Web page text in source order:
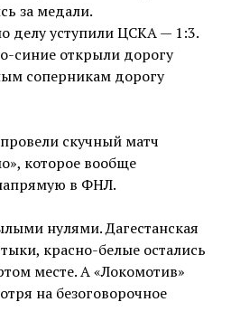
за медали.
делу уступили ЦСКА — 1:3.
синие открыли дорогу
соперникам дорогу
скучный матч
которое вообще
в ФНЛ.
нулями. Дагестанская
красно-белые остались
месте. А «Локомотив»
на безоговорочное